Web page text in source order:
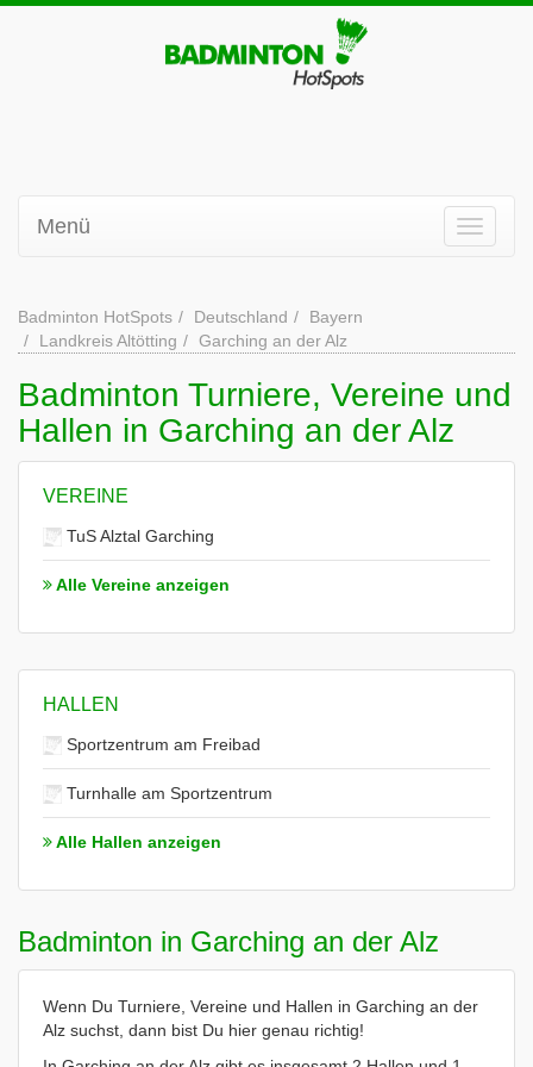
Menü
Badminton HotSpots Deutschland
Bayern
Landkreis Altötting
Garching an der Alz
Badminton Turniere, Vereine und
Hallen in Garching an der Alz
VEREINE
TuS Alztal Garching
Alle Vereine anzeigen
HALLEN
Sportzentrum am Freibad
Turnhalle am Sportzentrum
Alle Hallen anzeigen
Badminton in Garching an der Alz
Wenn Du Turniere, Vereine und Hallen in Garching an der
Alz suchst, dann bist Du hier genau richtig!